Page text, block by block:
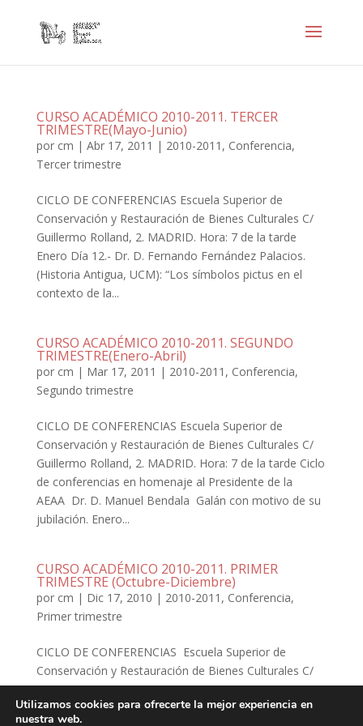
CURSO ACADÉMICO 2010-2011. TERCER
TRIMESTRE(Mayo-Junio)
por cm | Abr 17, 2011 | 2010-2011 , Conferencia,
Tercer trimestre
CICLO DE CONFERENCIAS Escuela Superior de
Conservación y Restauración de Bienes Culturales C/
Guillermo Rolland, 2. MADRID. Hora: 7 de la tarde
Enero Día 12.- Dr. D. Fernando Fernández Palacios.
(Historia Antigua, UCM): “Los símbolos pictus en el
contexto de la...
CURSO ACADÉMICO 2010-2011. SEGUNDO
TRIMESTRE(Enero-Abril)
por cm | Mar 17, 2011 | 2010-2011 , Conferencia,
Segundo trimestre
CICLO DE CONFERENCIAS Escuela Superior de
Conservación y Restauración de Bienes Culturales C/
Guillermo Rolland, 2. MADRID. Hora: 7 de la tarde Ciclo
de conferencias en homenaje al Presidente de la
AEAA Dr. D. Manuel Bendala Galán con motivo de su
jubilación. Enero...
CURSO ACADÉMICO 2010-2011. PRIMER
TRIMESTRE (Octubre-Diciembre)
por cm | Dic 17, 2010 | 2010-2011 , Conferencia,
Primer trimestre
CICLO DE CONFERENCIAS Escuela Superior de
Conservación y Restauración de Bienes Culturales C/
Guillermo Rolland, 2. MADRID. Hora: 7 de la tarde
Octubre IN MEMORIAM MANUEL SANTONJA ALONSO
Utilizamos cookies para ofrecerte la mejor experiencia en
nuestra web.